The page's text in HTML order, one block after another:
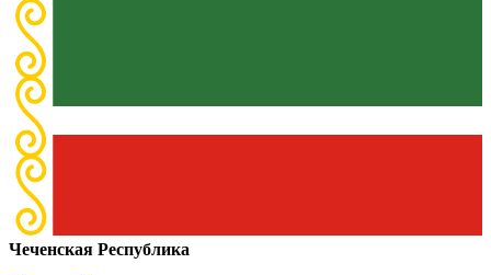
Чеченская Республика